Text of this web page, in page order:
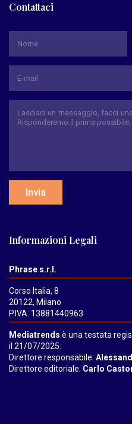
Contattaci
Invia
Informazioni Legali
Phrase s.r.l.
Corso Italia, 8
20122, Milano
P.IVA: 13881440963
Mediatrends è una testata
il 21/07/2025.
Direttore responsabile:
Direttore editoriale: Carlo